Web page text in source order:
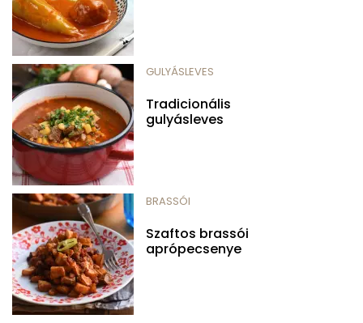
GULYÁSLEVES
Tradicionális
gulyásleves
BRASSÓI
Szaftos brassói
aprópecsenye